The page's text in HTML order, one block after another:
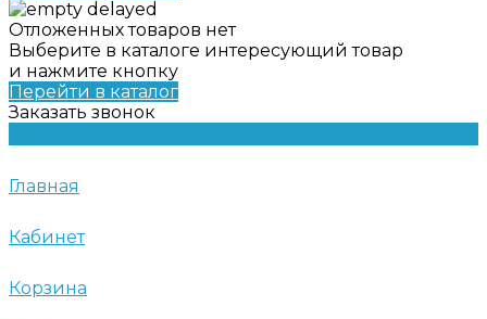
Отложенных товаров нет
Выберите в каталоге интересующий товар
и нажмите кнопку
Перейти в каталог
Заказать звонок
Главная
Кабинет
Корзина